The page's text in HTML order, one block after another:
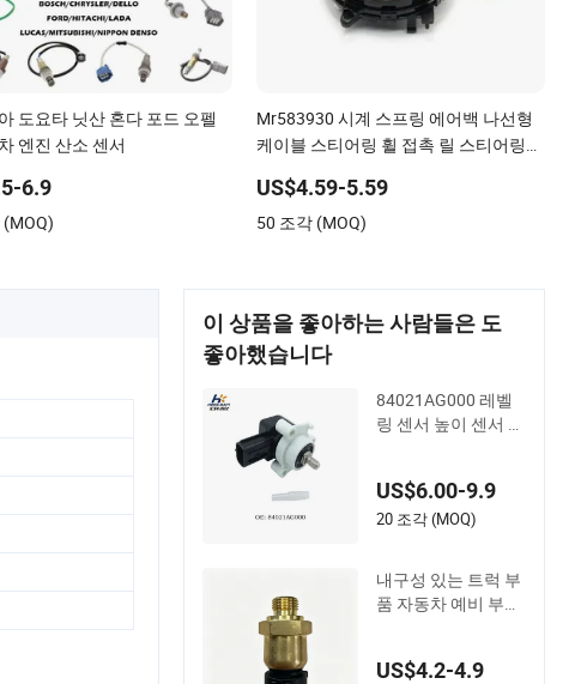
도요타 닛산 혼다 포드 오펠
엔진 산소 센서
6.9
Mr583930 시계 스프링 에어백 나선형
케이블 스티어링 휠 접촉 릴 스티어링
프링 일본 자동차 부품
US$4.59-5.59
50 조각 (MOQ)
이 상품을 좋아하는 사람들은 도
좋아했습니다
84021AG000 레벨
링 센서 높이 센서 A
US$6.00-9.9
20 조각 (MOQ)
내구성 있는 트럭 부
품 자동차 예비 부품
US$4.2-4.9